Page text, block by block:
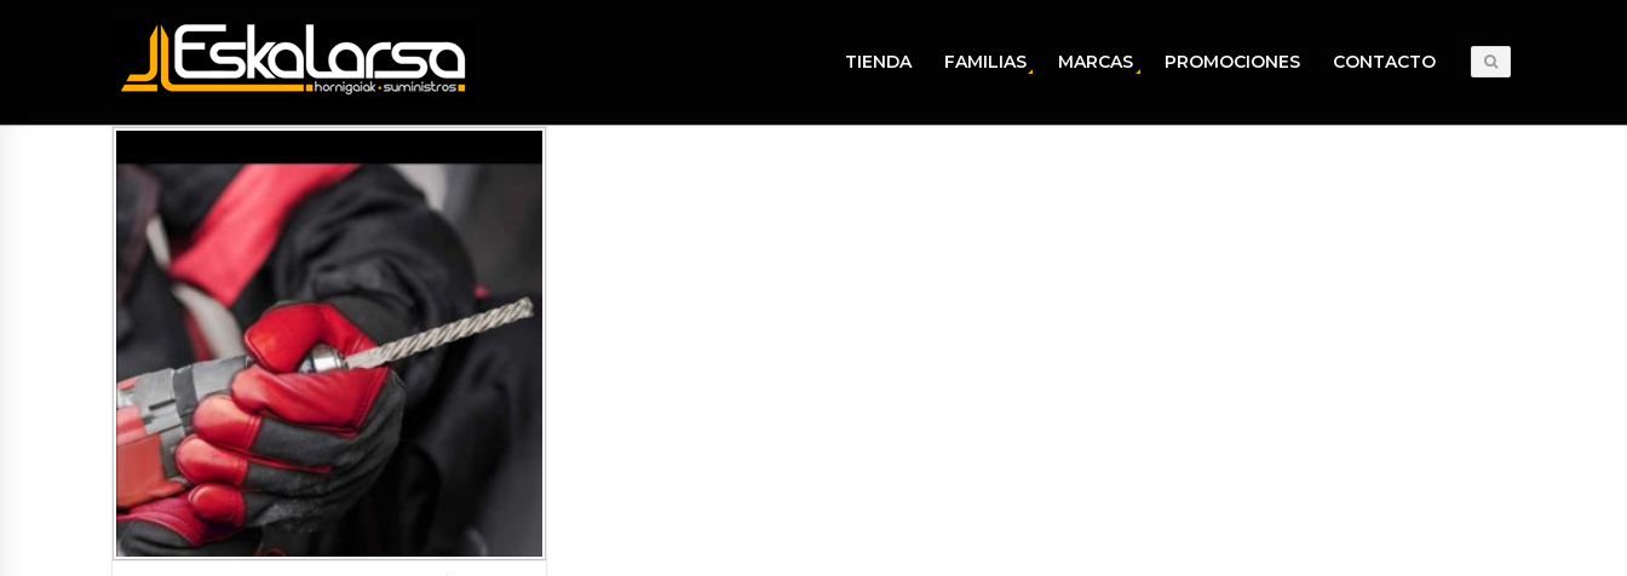
TIENDA FAMILIAS MARCAS PROMOCIONES CONTACTO